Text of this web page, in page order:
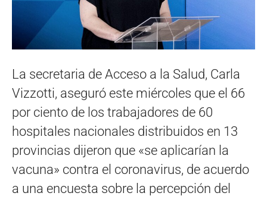
La secretaria de Acceso a la Salud, Carla
Vizzotti, aseguró este miércoles que el 66
por ciento de los trabajadores de 60
hospitales nacionales distribuidos en 13
provincias dijeron que «se aplicarían la
vacuna» contra el coronavirus, de acuerdo
a una encuesta sobre la percepción del